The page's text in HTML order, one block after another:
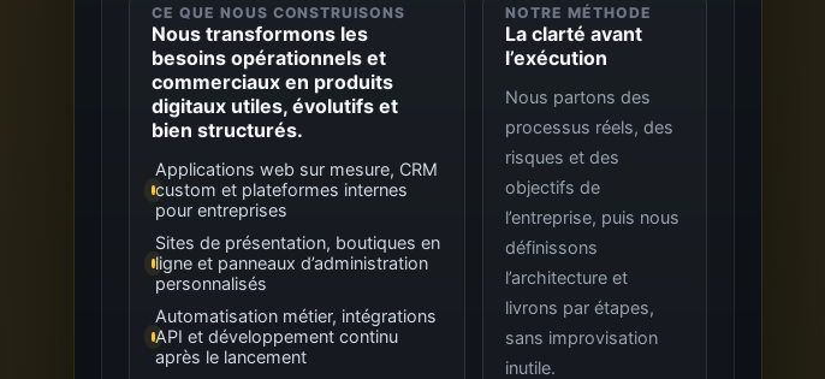
CE QUE NOUS CONSTRUISONS
Nous transformons les
besoins opérationnels et
commerciaux en produits
digitaux utiles, évolutifs et
bien structurés.
Applications web sur mesure, CRM
custom et plateformes internes
pour entreprises
Sites de présentation, boutiques en
ligne et panneaux d’administration
personnalisés
Automatisation métier, intégrations
API et développement continu
après le lancement
NOTRE MÉTHODE
La clarté avant
l’exécution
Nous partons des
processus réels, des
risques et des
objectifs de
l’entreprise, puis nous
définissons
l’architecture et
livrons par étapes,
sans improvisation
inutile.